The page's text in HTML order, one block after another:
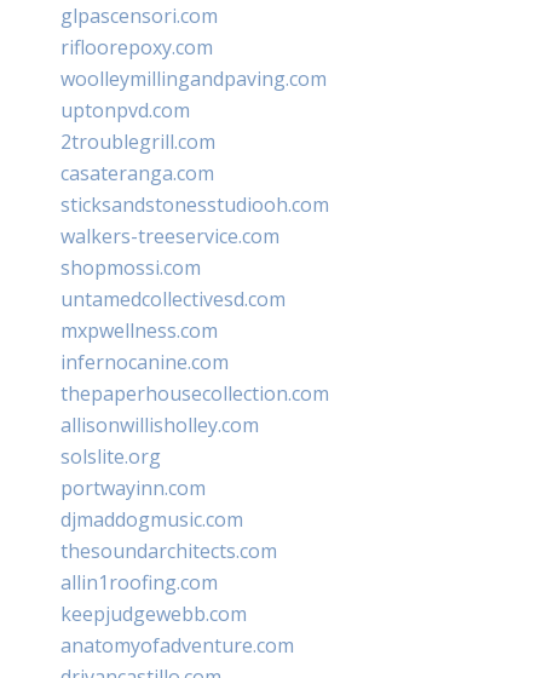
glpascensori.com
rifloorepoxy.com
woolleymillingandpaving.com
uptonpvd.com
2troublegrill.com
casateranga.com
sticksandstonesstudiooh.com
walkers-treeservice.com
shopmossi.com
untamedcollectivesd.com
mxpwellness.com
infernocanine.com
thepaperhousecollection.com
allisonwillisholley.com
solslite.org
portwayinn.com
djmaddogmusic.com
thesoundarchitects.com
allin1roofing.com
keepjudgewebb.com
anatomyofadventure.com